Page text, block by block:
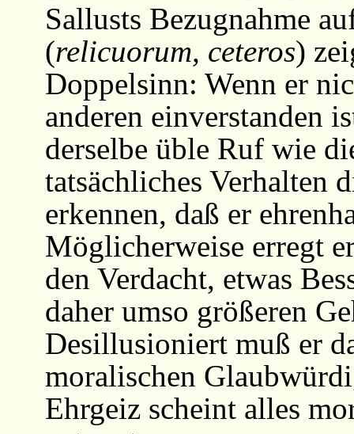
Sallusts Bezugnahme
(relicuorum, ceteros)
Doppelsinn: Wenn er
anderen einverstanden
derselbe üble Ruf wie
tatsächliches Verhalten
erkennen, daß er
Möglicherweise erregt
den Verdacht, etwas
daher umso größeren
Desillusioniert muß er
moralischen
Ehrgeiz scheint alles